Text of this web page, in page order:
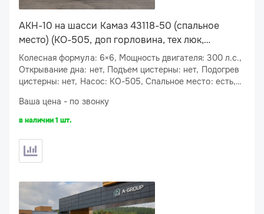
АКН-10 на шасси Камаз 43118-50 (спальное
место) (КО-505, доп горловина, тех люк,
подогрев слива)
Колесная формула: 6×6, Мощность двигателя: 300 л.с.,
Открывание дна: нет, Подъем цистерны: нет, Подогрев
цистерны: нет, Насос: КО-505, Спальное место: есть,
Ваша цена - по звонку
в наличии 1 шт.